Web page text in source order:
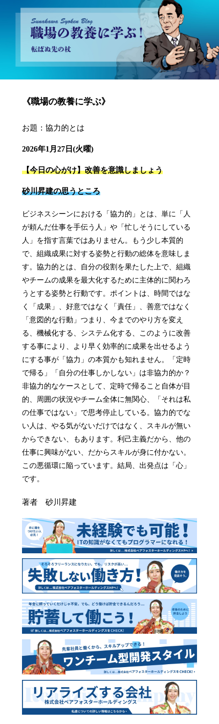
砂川昇建会長ブログ 職場の教養に学ぶ！～転ばぬ先の杖～
《職場の教養に学ぶ》
お題：協力的とは
2026年1月27日(火曜)
【今日の心がけ】改善を意識しましょう
砂川昇建の思うところ
ビジネスシーンにおける「協力的」とは、単に「人
が頼んだ仕事を手伝う人」や「忙しそうにしている
人」を指す言葉ではありません。もう少し本質的
で、組織成果に対する姿勢と行動の総体を意味しま
す。協力的とは、自分の役割を果たした上で、組織
やチームの成果を最大化するために主体的に関わろ
うとする姿勢と行動です。ポイントは、時間ではな
く「成果」、好意ではなく「責任」、善意ではなく
「意図的な行動」つまり、今までのやり方を変え
る、機械化する、システム化する、このように改善
する事により、より早く効率的に成果を出せるよう
にする事が「協力」の本質かも知れません。「定時
で帰る」「自分の仕事しかしない」は非協力的か？
非協力的なケースとして、定時で帰ること自体が目
的、周囲の状況やチーム全体に無関心、「それは私
の仕事ではない」で思考停止している。協力的でな
い人は、やる気がないだけではなく、スキルが無い
からできない、もあります。利己主義だから、他の
仕事に興味がない、だからスキルが身に付かない。
この悪循環に陥っています。結局、出発点は「心」
です。
著者 砂川昇建